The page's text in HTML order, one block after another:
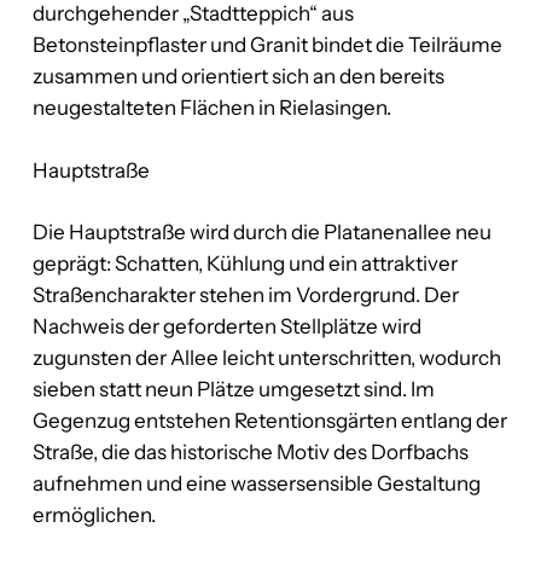
durchgehender „Stadtteppich“ aus
Betonsteinpflaster und Granit bindet die Teilräume
zusammen und orientiert sich an den bereits
neugestalteten Flächen in Rielasingen.
Hauptstraße
Die Hauptstraße wird durch die Platanenallee neu
geprägt: Schatten, Kühlung und ein attraktiver
Straßencharakter stehen im Vordergrund. Der
Nachweis der geforderten Stellplätze wird
zugunsten der Allee leicht unterschritten, wodurch
sieben statt neun Plätze umgesetzt sind. Im
Gegenzug entstehen Retentionsgärten entlang der
Straße, die das historische Motiv des Dorfbachs
aufnehmen und eine wassersensible Gestaltung
ermöglichen.